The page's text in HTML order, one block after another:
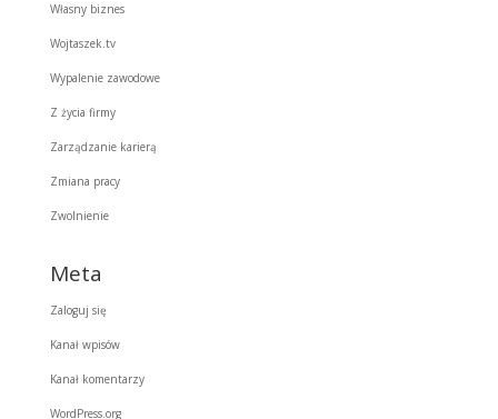
Własny biznes
Wojtaszek.tv
Wypalenie zawodowe
Z życia firmy
Zarządzanie karierą
Zmiana pracy
Zwolnienie
Meta
Zaloguj się
Kanał wpisów
Kanał komentarzy
WordPress.org